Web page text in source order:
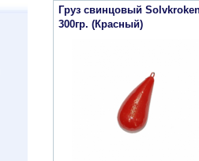
Груз свинцовый
300гр. (Красный)